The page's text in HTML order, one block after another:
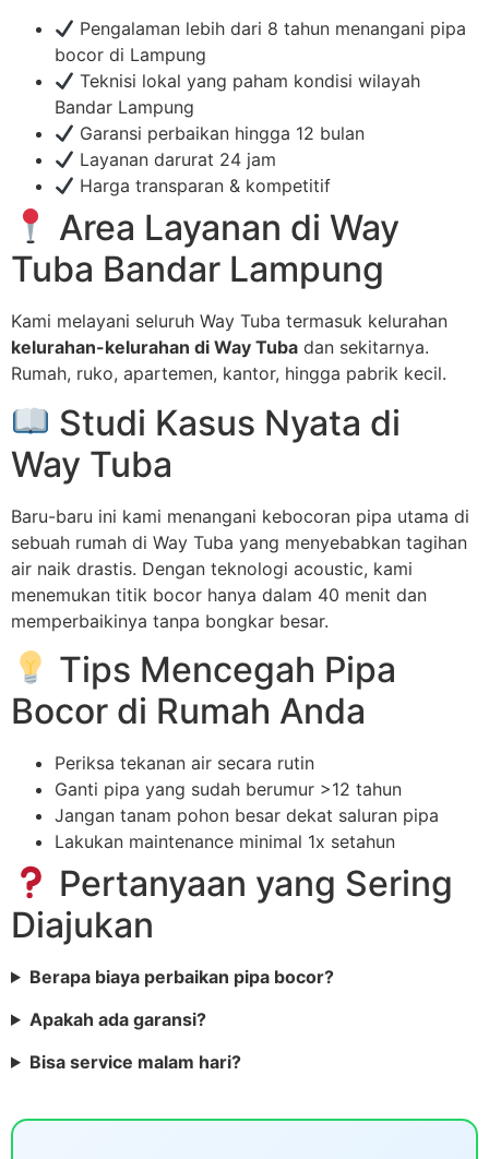
Pengalaman lebih dari 8 tahun menangani pipa
bocor di Lampung
Teknisi lokal yang paham kondisi wilayah
Bandar Lampung
Garansi perbaikan hingga 12 bulan
Layanan darurat 24 jam
Harga transparan & kompetitif
Area Layanan di Way
Tuba Bandar Lampung
Kami melayani seluruh Way Tuba termasuk kelurahan
kelurahan-kelurahan di Way Tuba dan sekitarnya.
Rumah, ruko, apartemen, kantor, hingga pabrik kecil.
Studi Kasus Nyata di
Way Tuba
Baru-baru ini kami menangani kebocoran pipa utama di
sebuah rumah di Way Tuba yang menyebabkan tagihan
air naik drastis. Dengan teknologi acoustic, kami
menemukan titik bocor hanya dalam 40 menit dan
memperbaikinya tanpa bongkar besar.
Tips Mencegah Pipa
Bocor di Rumah Anda
Periksa tekanan air secara rutin
Ganti pipa yang sudah berumur >12 tahun
Jangan tanam pohon besar dekat saluran pipa
Lakukan maintenance minimal 1x setahun
Pertanyaan yang Sering
Diajukan
Berapa biaya perbaikan pipa bocor?
Apakah ada garansi?
Bisa service malam hari?